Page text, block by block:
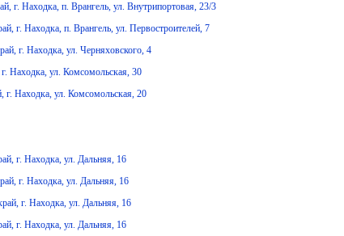
г. Находка, п. Врангель, ул. Внутрипортовая, 23/3
г. Находка, п. Врангель, ул. Первостроителей, 7
г. Находка, ул. Черняховского, 4
Находка, ул. Комсомольская, 30
Находка, ул. Комсомольская, 20
г. Находка, ул. Дальняя, 16
г. Находка, ул. Дальняя, 16
г. Находка, ул. Дальняя, 16
г. Находка, ул. Дальняя, 16